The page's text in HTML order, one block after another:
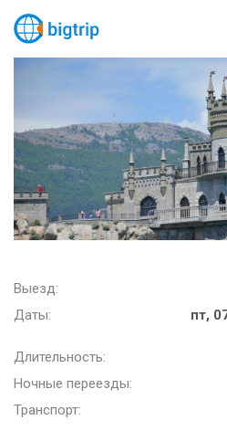
Выезд:
Даты:
пт,
Длительность:
Ночные переезды:
Транспорт: